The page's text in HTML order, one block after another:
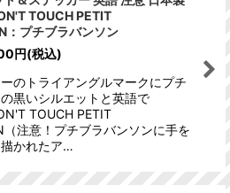
TOUCH PETIT
：プチブラバンソン
円(税込)
のトライアングルマークにプチ
黒いシルエットと英語で
TOUCH PETIT
（注意！プチブラバンソンに手を
かれたア…